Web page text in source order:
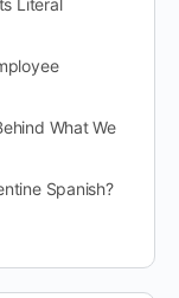
What We
Spanish?